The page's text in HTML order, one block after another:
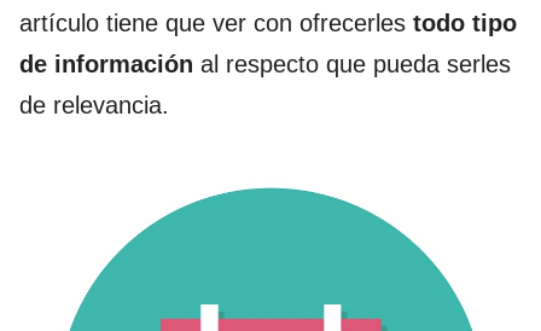
artículo tiene que ver con ofrecerles todo tipo
de información al respecto que pueda serles
de relevancia.